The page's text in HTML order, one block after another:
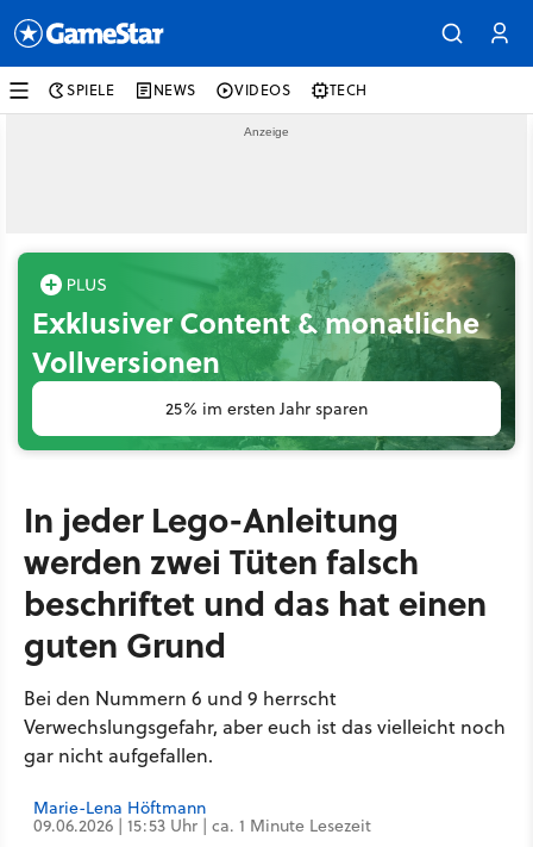
SPIELE NEWS VIDEOS TECH
Exklusiver Content & monatliche
Vollversionen
25% im ersten Jahr sparen
In jeder Lego-Anleitung
werden zwei Tüten falsch
beschriftet und das hat einen
guten Grund
Bei den Nummern 6 und 9 herrscht
Verwechslungsgefahr, aber euch ist das vielleicht noch
gar nicht aufgefallen.
Marie-Lena Höftmann
09.06.2026 | 15:53 Uhr | ca. 1 Minute Lesezeit